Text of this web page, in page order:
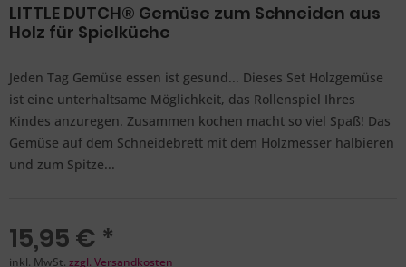
LITTLE DUTCH® Gemüse zum Schneiden aus
Holz für Spielküche
Jeden Tag Gemüse essen ist gesund... Dieses Set Holzgemüse
ist eine unterhaltsame Möglichkeit, das Rollenspiel Ihres
Kindes anzuregen. Zusammen kochen macht so viel Spaß! Das
Gemüse auf dem Schneidebrett mit dem Holzmesser halbieren
und zum Spitze...
15,95 € *
inkl. MwSt. zzgl. Versandkosten